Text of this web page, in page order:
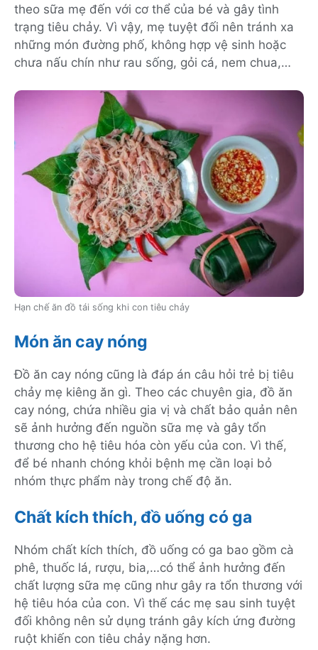
theo sữa mẹ đến với cơ thể của bé và gây tình
trạng tiêu chảy. Vì vậy, mẹ tuyệt đối nên tránh xa
những món đường phố, không hợp vệ sinh hoặc
chưa nấu chín như rau sống, gỏi cá, nem chua,…
Hạn chế ăn đồ tái sống khi con tiêu chảy
Món ăn cay nóng
Đồ ăn cay nóng cũng là đáp án câu hỏi trẻ bị tiêu
chảy mẹ kiêng ăn gì. Theo các chuyên gia, đồ ăn
cay nóng, chứa nhiều gia vị và chất bảo quản nên
sẽ ảnh hưởng đến nguồn sữa mẹ và gây tổn
thương cho hệ tiêu hóa còn yếu của con. Vì thế,
để bé nhanh chóng khỏi bệnh mẹ cần loại bỏ
nhóm thực phẩm này trong chế độ ăn.
Chất kích thích, đồ uống có ga
Nhóm chất kích thích, đồ uống có ga bao gồm cà
phê, thuốc lá, rượu, bia,…có thể ảnh hưởng đến
chất lượng sữa mẹ cũng như gây ra tổn thương với
hệ tiêu hóa của con. Vì thế các mẹ sau sinh tuyệt
đối không nên sử dụng tránh gây kích ứng đường
ruột khiến con tiêu chảy nặng hơn.